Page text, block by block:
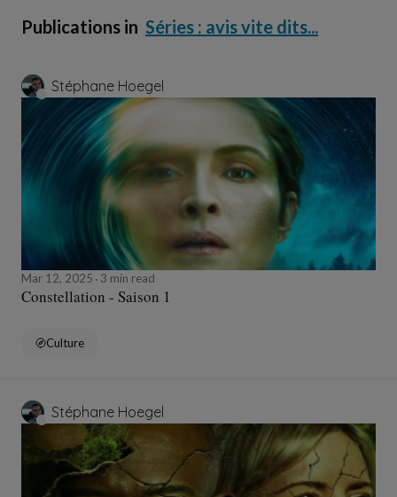
Publications in Séries : avis vite dits...
Stéphane Hoegel
Mar 12, 2025 3 min read
Constellation - Saison 1
Culture
Stéphane Hoegel